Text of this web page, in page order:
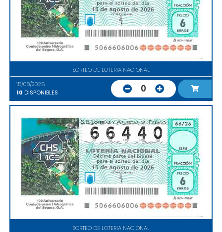
SORTEO DE LOTERIA NACIONAL
15/08/2026
10 DISPONIBLES 0
SORTEO DE LOTERIA NACIONAL